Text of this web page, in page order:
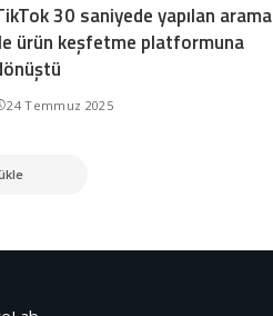
30 saniyede yapılan arama
ürün keşfetme platformuna
24 Temmuz 2025